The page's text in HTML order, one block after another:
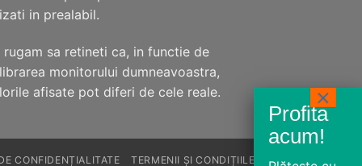
in prealabil.
rugam sa retineti ca, in functie de
monitorului dumneavoastra,
afisate pot diferi de cele reale.
CONFIDENȚIALITATE TERMENII ȘI CONDIȚIILE